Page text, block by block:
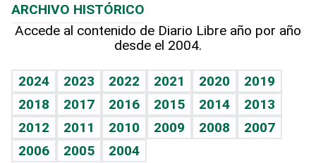
Hablando con el pediatra
Vida y familia
Eñe
Celebrando la vida
Sin complejos
Línea de hit
TBT Deportivo
Más firmas
Hecho en casa
Guía del dinero
Cumpleaños
Horóscopos
Crucigramas
ARCHIVO HISTÓRICO
Accede al contenido de Diario Libre año por año
desde el 2004.
2024 2023 2022 2021 2020
2019
2018
2017 2016 2015 2014
2013
2012
2011 2010 2009 2008
2007
2006
2005 2004